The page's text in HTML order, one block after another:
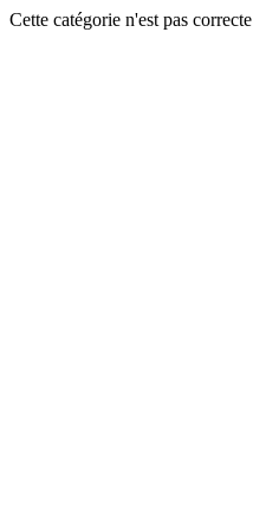
Cette catégorie n'est pas correcte